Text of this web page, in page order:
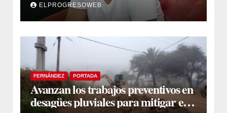
ELPROGRESOWEB
FERNÁNDEZ PORTADA
Avanzan los trabajos preventivos en
desagües pluviales para mitigar el